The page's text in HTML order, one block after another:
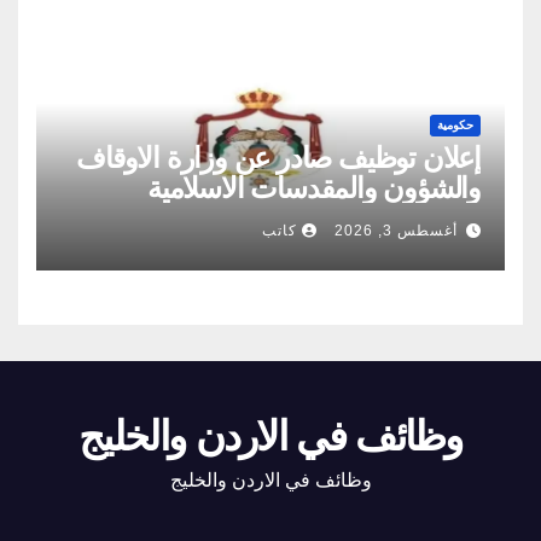
حكومية
إعلان توظيف صادر عن وزارة الاوقاف
والشؤون والمقدسات الاسلامية
أغسطس 3, 2026 كاتب
وظائف في الاردن والخليج
وظائف في الاردن والخليج